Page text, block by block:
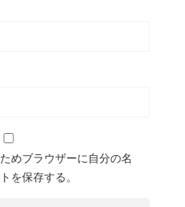
めブラウザーに自分の名
を保存する。